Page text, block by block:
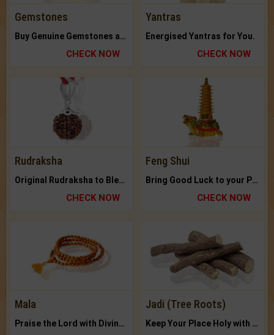
Gemstones
Buy Genuine Gemstones at Best Prices.
CHECK NOW
Yantras
Energised Yantras for You.
CHECK NOW
Rudraksha
Original Rudraksha to Bless Your Way.
CHECK NOW
Feng Shui
Bring Good Luck to your Place with Feng Shui.
CHECK NOW
Mala
Praise the Lord with Divine Energies of Mala.
Jadi (Tree Roots)
Keep Your Place Holy with Jadi.